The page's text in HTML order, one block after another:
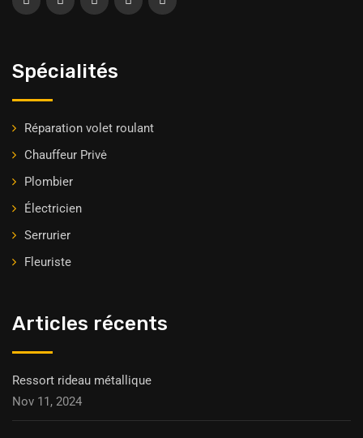
Spécialités
Réparation volet roulant
Chauffeur Privė
Plombier
Électricien
Serrurier
Fleuriste
Articles récents
Ressort rideau métallique
Nov 11, 2024